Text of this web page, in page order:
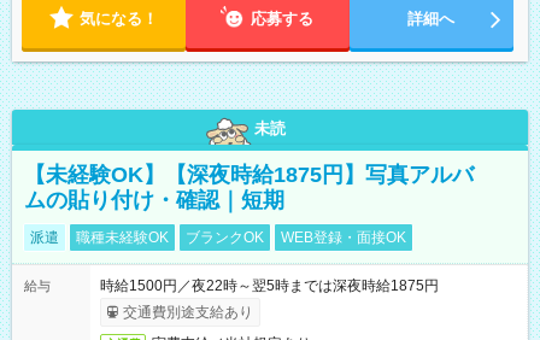
気になる！ 応募する 詳細へ
未読
【未経験OK】【深夜時給1875円】写真アルバ
ムの貼り付け・確認｜短期
派遣 職種未経験OK ブランクOK WEB登録・面接OK
給与
時給1500円／夜22時～翌5時までは深夜時給1875円
交通費別途支給あり